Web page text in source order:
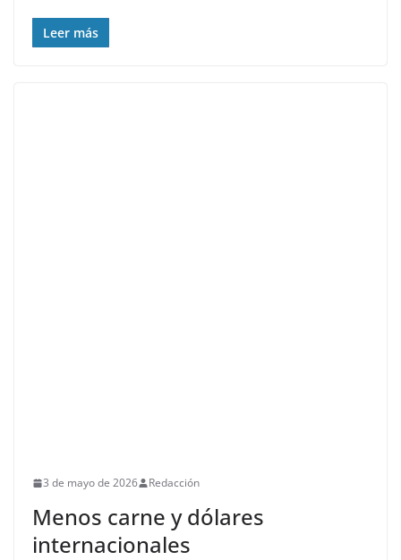
Leer más
3 de mayo de 2026 Redacción
Menos carne y dólares
internacionales